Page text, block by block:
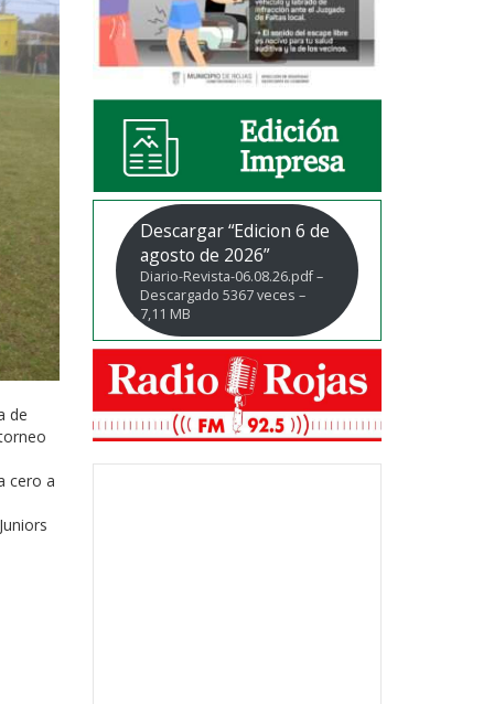
de
cero a
Descargar “Edicion 6 de
agosto de 2026”
Diario-Revista-06.08.26.pdf –
Descargado 5367 veces –
7,11 MB